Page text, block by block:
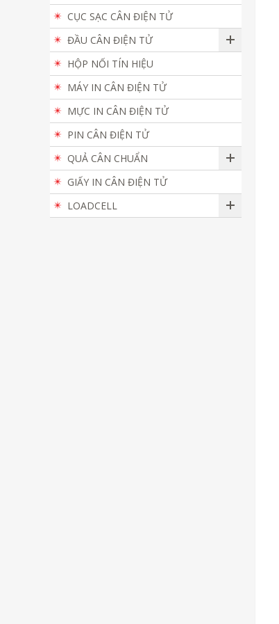
CỤC SẠC CÂN ĐIỆN TỬ
ĐẦU CÂN ĐIỆN TỬ
HỘP NỐI TÍN HIỆU
MÁY IN CÂN ĐIỆN TỬ
MỰC IN CÂN ĐIỆN TỬ
PIN CÂN ĐIỆN TỬ
QUẢ CÂN CHUẨN
GIẤY IN CÂN ĐIỆN TỬ
LOADCELL